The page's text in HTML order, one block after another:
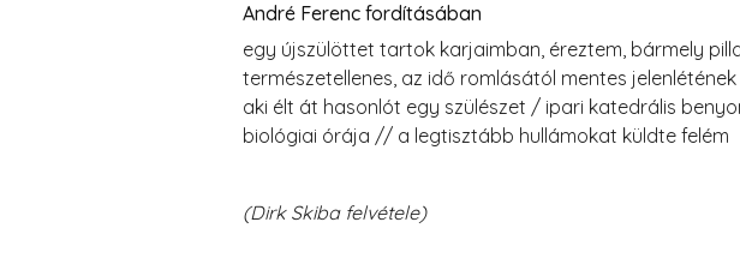
André Ferenc fordításában
egy újszülöttet tartok karjaimban, éreztem, bármely
természetellenes, az idő romlásától mentes
aki élt át hasonlót egy szülészet / ipari katedrális
biológiai órája // a legtisztább hullámokat küldte felém
(Dirk Skiba felvétele)